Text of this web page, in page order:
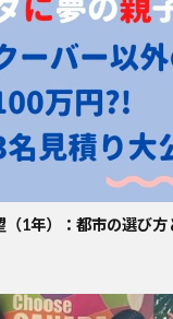
（1年）：都市の選び方